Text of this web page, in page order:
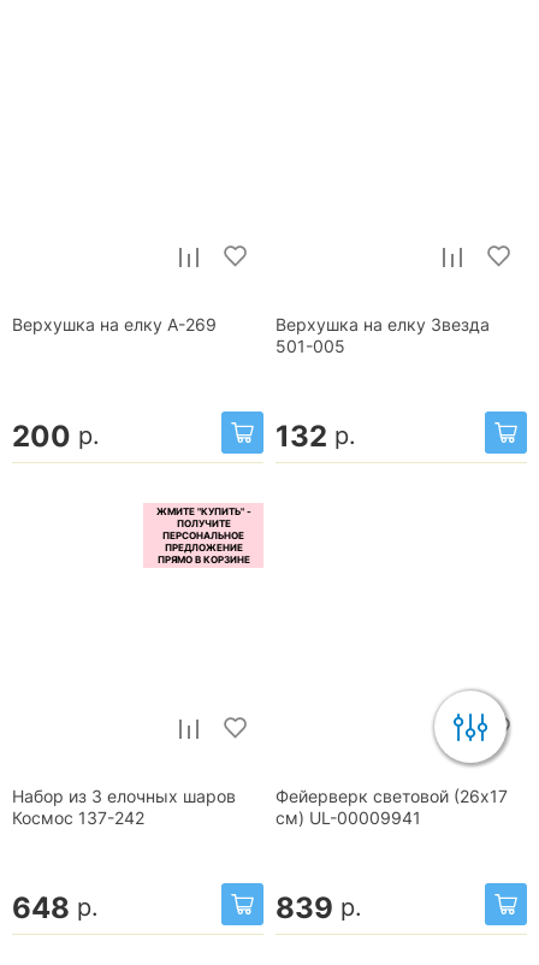
Верхушка на елку A-269
200 р.
Верхушка на елку Звезда
501-005
132 р.
Набор из 3 елочных шаров
Космос 137-242
648 р.
Фейерверк световой (26x17
см) UL-00009941
839 р.